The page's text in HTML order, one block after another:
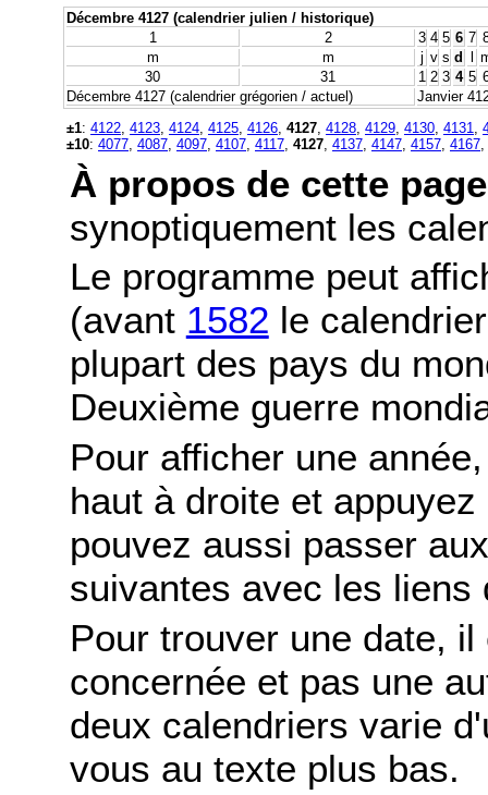
Décembre 4127 (calendrier julien / historique)
1
2 3 4 5 6 7
m
m j v s d l
30
31 1 2 3 4 5
Décembre 4127 (calendrier grégorien / actuel)
Janvier
±1: 4122 4123 4124 4125 4126 4127 4128 4129 4130 4131
±10: 4077 4087 4097 4107 4117 4127 4137 4147 4157 4167
À propos de cette page
synoptiquement les
Le programme peut
(avant 1582 le
plupart des pays du
Deuxième guerre
Pour afficher une
haut à droite et
pouvez aussi passer
suivantes avec les liens
Pour trouver une date,
concernée et pas une
deux calendriers varie
vous au texte plus bas.